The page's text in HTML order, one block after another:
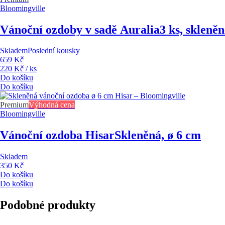
Bloomingville
Vánoční ozdoby v sadě Auralia3 ks,
SklademPoslední kousky
659 Kč
220 Kč / ks
Do košíku
Do košíku
PremiumVýhodná cena
Bloomingville
Vánoční ozdoba HisarSkleněná, ø 6 cm
Skladem
350 Kč
Do košíku
Do košíku
Podobné produkty